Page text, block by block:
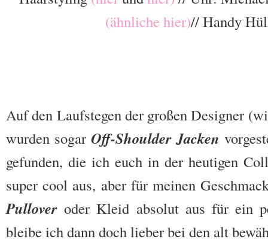
(ähnliche hier)// Handy
Auf den Laufstegen der großen Designer
wurden sogar Off-Shoulder Jacken
gefunden, die ich euch in der heutigen
super cool aus, aber für meinen
Pullover oder Kleid absolut aus für ein
bleibe ich dann doch lieber bei den alt